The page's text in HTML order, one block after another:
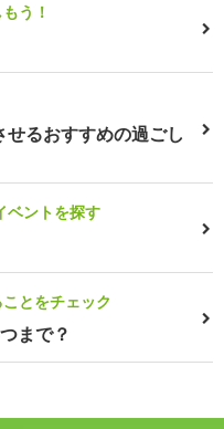
う！
るおすすめの過ごし
ベントを探す
とをチェック
まで？